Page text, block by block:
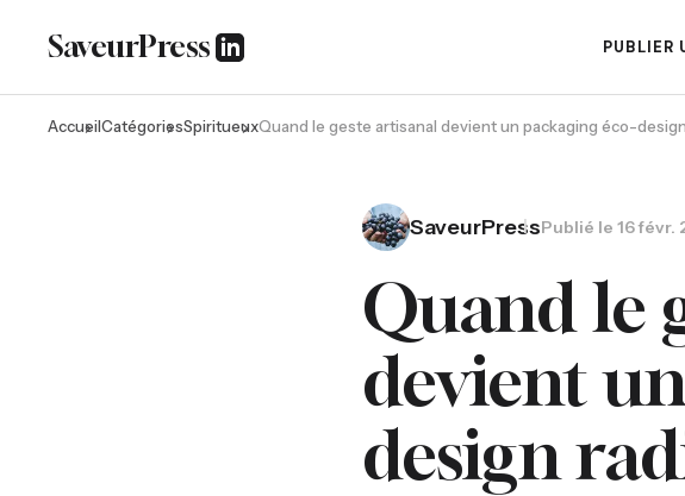
SaveurPress PUBLIER
AccueilCatégoriesSpiritueuxQuand le geste artisanal devient un packaging éco-
SaveurPressPublié le 16 févr.
Quand le
devient
design